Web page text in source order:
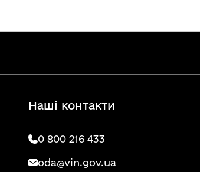
Наші контакти
0 800 216 433
oda@vin.gov.ua